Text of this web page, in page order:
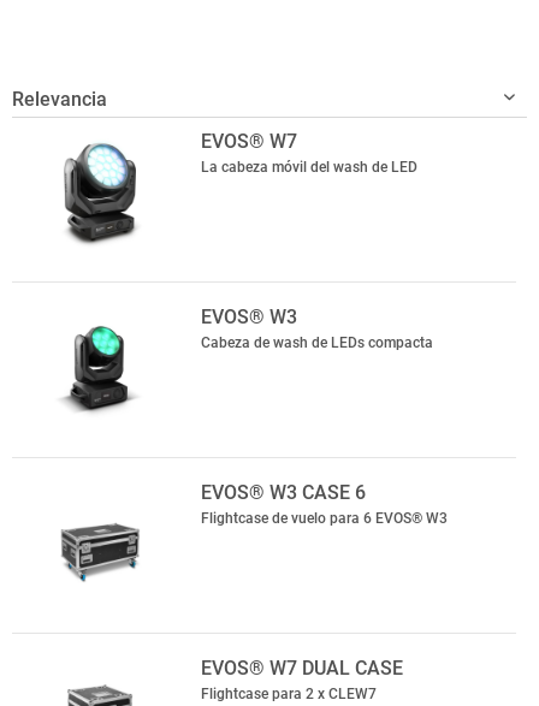
EVOS® W7
La cabeza móvil del wash de LED
EVOS® W3
Cabeza de wash de LEDs compacta
EVOS® W3 CASE 6
Flightcase de vuelo para 6 EVOS® W3
EVOS® W7 DUAL CASE
Flightcase para 2 x CLEW7